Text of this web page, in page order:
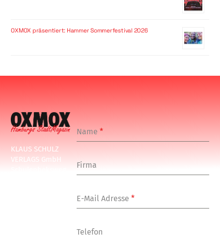
OXMOX präsentiert: Hammer Sommerfestival 2026
KLAUS SCHULZ
VERLAGS GmbH
Name*
Firma
E-Mail Adresse*
Telefon